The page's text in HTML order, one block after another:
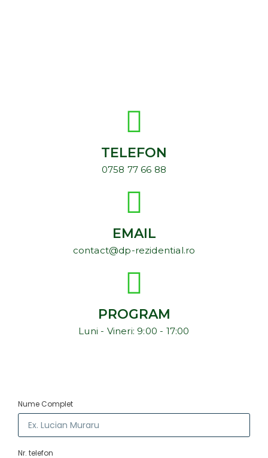
TELEFON
0758 77 66 88
EMAIL
contact@dp-rezidential.ro
PROGRAM
Luni - Vineri: 9:00 - 17:00
Nume Complet
Nr. telefon